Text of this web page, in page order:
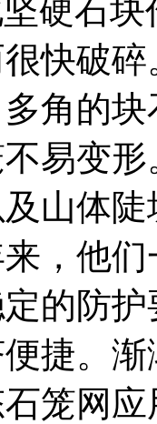
硬石
快破
角的
易变
山体
，他
的防
捷。
笼网